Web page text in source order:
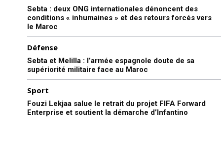
Sebta : deux ONG internationales dénoncent des
conditions « inhumaines » et des retours forcés vers
le Maroc
Défense
Sebta et Melilla : l’armée espagnole doute de sa
supériorité militaire face au Maroc
Sport
Fouzi Lekjaa salue le retrait du projet FIFA Forward
Enterprise et soutient la démarche d’Infantino